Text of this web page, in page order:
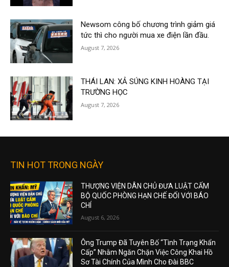
Newsom công bố chương trình giảm giá
tức thì cho người mua xe điện lần đầu.
August 7, 2026
THÁI LAN: XẢ SÚNG KINH HOÀNG TẠI
TRƯỜNG HỌC
August 7, 2026
TIN HOT TRONG NGÀY
THƯỢNG VIỆN DÂN CHỦ ĐƯA LUẬT CẤM
BỘ QUỐC PHÒNG HẠN CHẾ ĐỐI VỚI BÁO
CHÍ
August 6, 2026
Ông Trump Đã Tuyên Bố “Tình Trạng Khẩn
Cấp” Nhằm Ngăn Chặn Việc Công Khai Hồ
Sơ Tài Chính Của Mình Cho Đài BBC